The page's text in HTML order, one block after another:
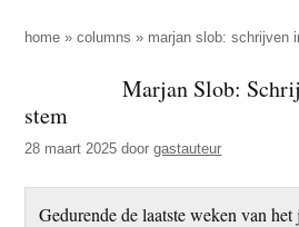
p
e
z
e
s
i
e
n
home »columns » marjan slob: schrijven
Marjan Slob:
stem
28 maart 2025 doorgastauteur
Gedurende de laatste weken van het